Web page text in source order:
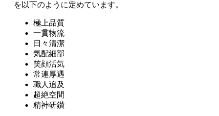
を以下のように定めています。
極上品質
一貫物流
日々清潔
気配細部
笑顔活気
常連厚遇
職人追及
超絶空間
精神研鑽